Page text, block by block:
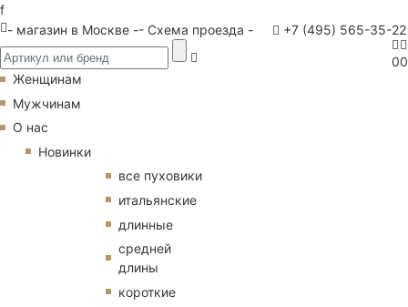
f
- магазин в Москве -- Схема проезда - +7 (495) 565-35-22
00
Женщинам
Мужчинам
О нас
Новинки
все пуховики
итальянские
длинные
средней
длины
короткие